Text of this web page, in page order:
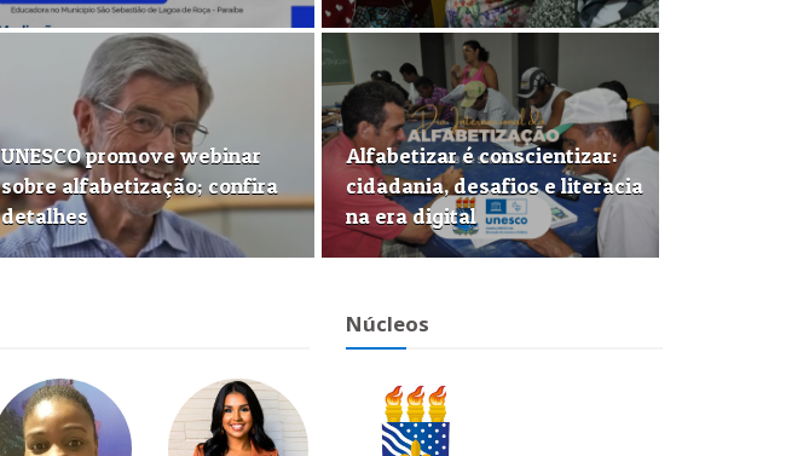
UNESCO promove webinar
sobre alfabetização; confira
detalhes
Alfabetizar é conscientizar:
cidadania, desafios e literacia
na era digital
Núcleos